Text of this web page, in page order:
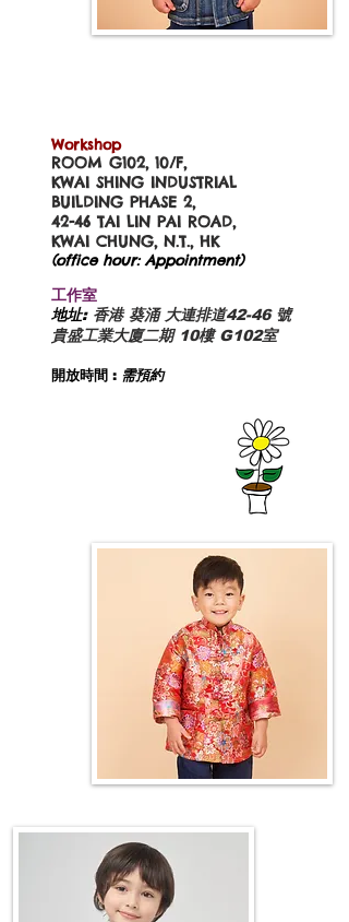
Workshop
ROOM G102, 10/F,
KWAI SHING INDUSTRIAL
BUILDING PHASE 2,
42-46 TAI LIN PAI ROAD,
KWAI CHUNG, N.T., HK
(office hour: Appointment)
工作室
地址: 香港 葵涌 大連排道42-46 號
貴盛工業大廈二期 10樓 G102室
開放時間 : 需預約